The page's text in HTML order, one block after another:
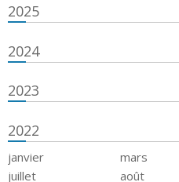
2025
2024
2023
2022
janvier mars
juillet
août